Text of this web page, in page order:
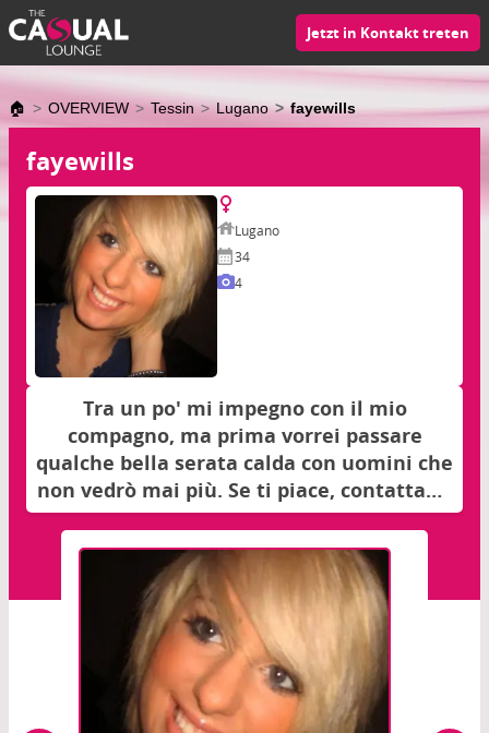
Jetzt in Kontakt treten
🏠 OVERVIEW Tessin Lugano fayewills
fayewills
Lugano
34
4
Tra un po' mi impegno con il mio
compagno, ma prima vorrei passare
qualche bella serata calda con uomini che
non vedrò mai più. Se ti piace, contattami
in mp!